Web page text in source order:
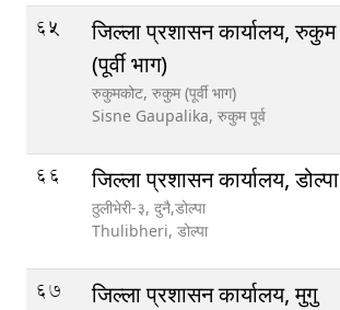
65
जिल्ला प्रशासन कार्यालय, रुकुम
(पूर्वी भाग)
रुकुमकोट, रुकुम (पूर्वी भाग)
Sisne Gaupalika, रुकुम पूर्व
66 जिल्ला प्रशासन कार्यालय, डोल्पा
ठुलीभेरी-३, दुनै,डोल्पा
Thulibheri, डोल्पा
67 जिल्ला प्रशासन कार्यालय, मुगु